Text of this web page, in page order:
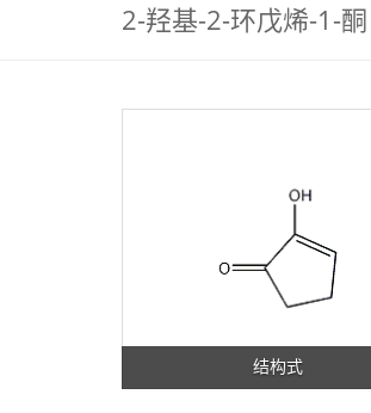
2-羟基-2-环戊烯-1-酮
结构式